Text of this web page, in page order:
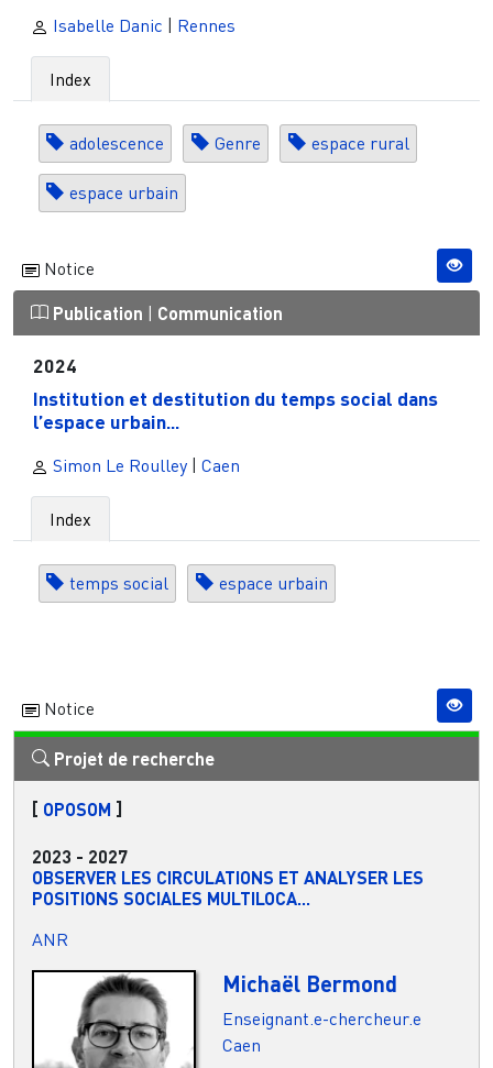
Isabelle Danic | Rennes
Index
adolescence Genre espace rural
espace urbain
Notice
Publication | Communication
2024
Institution et destitution du temps social dans
l’espace urbain...
Simon Le Roulley | Caen
Index
temps social espace urbain
Notice
Projet de recherche
[ OPOSOM ]
2023 - 2027
OBSERVER LES CIRCULATIONS ET ANALYSER LES
POSITIONS SOCIALES MULTILOCA...
ANR
Michaël Bermond
Enseignant.e-chercheur.e
Caen